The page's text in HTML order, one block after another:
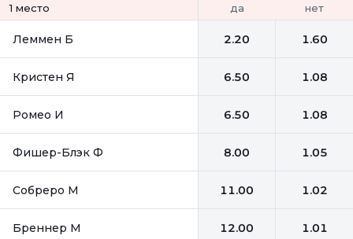
1 место да нет
Леммен Б 2.20 1.60
Кристен Я 6.50 1.08
Ромео И 6.50 1.08
Фишер-Блэк Ф 8.00 1.05
Собреро М 11.00 1.02
Бреннер М 12.00 1.01